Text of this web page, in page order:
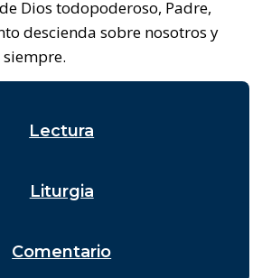
Dios todopoderoso, Padre,
descienda sobre nosotros y
Lectura
Liturgia
Comentario